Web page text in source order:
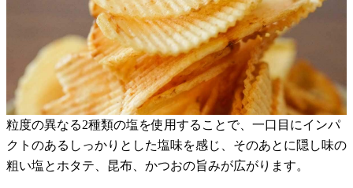
粒度の異なる2種類の塩を使用することで、一口目にインパ
クトのあるしっかりとした塩味を感じ、そのあとに隠し味の
粗い塩とホタテ、昆布、かつおの旨みが広がります。